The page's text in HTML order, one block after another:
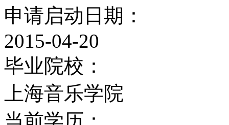
顿国际集团（Hilton
PricewaterhoueCooper
公司等。伯恩茅斯大学
吸引了众多的求学者前
申请启动日期：
2015-04-20
毕业院校：
上海音乐学院
当前学历：